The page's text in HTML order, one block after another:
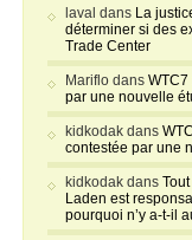
laval dans La
déterminer si des
Trade Center
Mariflo dans WTC7
par une nouvelle
kidkodak dans
contestée par une
kidkodak dans
Laden est
pourquoi n’y a-t-il